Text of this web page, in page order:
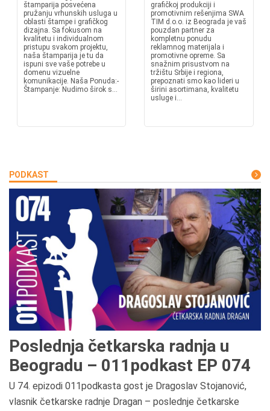
štamparija posvećena
pružanju vrhunskih usluga u
oblasti štampe i grafičkog
dizajna. Sa fokusom na
kvalitetu i individualnom
pristupu svakom projektu,
naša štamparija je tu da
ispuni sve vaše potrebe u
domenu vizuelne
komunikacije. Naša Ponuda:-
Štampanje: Nudimo širok s...
grafičkoj produkciji i
promotivnim rešenjima SWA
TIM d.o.o. iz Beograda je vaš
pouzdan partner za
kompletnu ponudu
reklamnog materijala i
promotivne opreme. Sa
snažnim prisustvom na
tržištu Srbije i regiona,
prepoznati smo kao lideri u
širini asortimana, kvalitetu
usluge i...
PODKAST
Poslednja četkarska radnja u
Beogradu – 011podkast EP 074
U 74. epizodi 011podkasta gost je Dragoslav Stojanović,
vlasnik četkarske radnje Dragan – poslednje četkarske